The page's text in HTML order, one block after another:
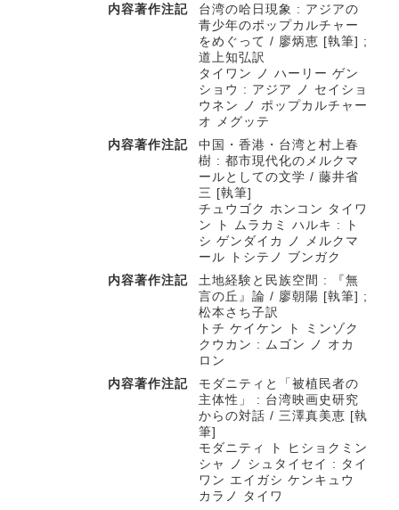
内容著作注記
台湾の哈日現象 : アジアの
青少年のポップカルチャー
をめぐって / 廖炳恵 [執筆] ;
道上知弘訳
タイワン ノ ハーリー ゲン
ショウ : アジア ノ セイショ
ウネン ノ ポップカルチャー
オ メグッテ
内容著作注記
中国・香港・台湾と村上春
樹 : 都市現代化のメルクマ
ールとしての文学 / 藤井省
三 [執筆]
チュウゴク ホンコン タイワ
ン ト ムラカミ ハルキ : ト
シ ゲンダイカ ノ メルクマ
ール トシテノ ブンガク
内容著作注記
土地経験と民族空間 : 『無
言の丘』論 / 廖朝陽 [執筆] ;
松本さち子訳
トチ ケイケン ト ミンゾク
クウカン : ムゴン ノ オカ
ロン
内容著作注記
モダニティと「被植民者の
主体性」 : 台湾映画史研究
からの対話 / 三澤真美恵 [執
筆]
モダニティ ト ヒショクミン
シャ ノ シュタイセイ : タイ
ワン エイガシ ケンキュウ
カラノ タイワ